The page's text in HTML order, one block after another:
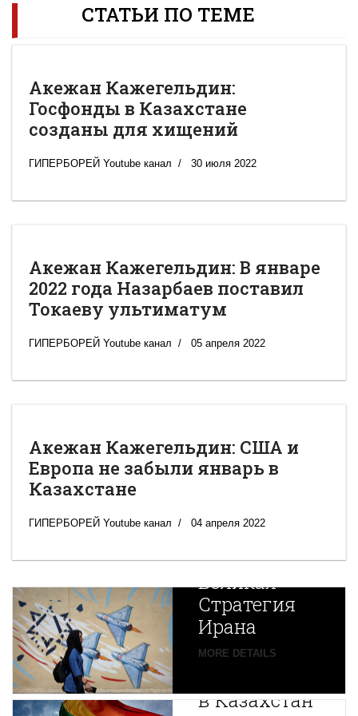
СТАТЬИ ПО ТЕМЕ
Акежан Кажегельдин:
Госфонды в Казахстане
созданы для хищений
ГИПЕРБОРЕЙ Youtube канал 30 июля 2022
Акежан Кажегельдин: В январе
2022 года Назарбаев поставил
Токаеву ультиматум
ГИПЕРБОРЕЙ Youtube канал 05 апреля 2022
Акежан Кажегельдин: США и
Европа не забыли январь в
Казахстане
ГИПЕРБОРЕЙ Youtube канал 04 апреля 2022
Новая
Великая
Стратегия
Ирана
MORE DETAILS
Путин
в Казахстан
Центральной